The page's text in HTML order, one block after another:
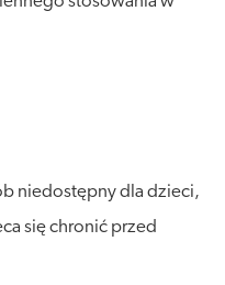
niedostępny dla dzieci,
się chronić przed